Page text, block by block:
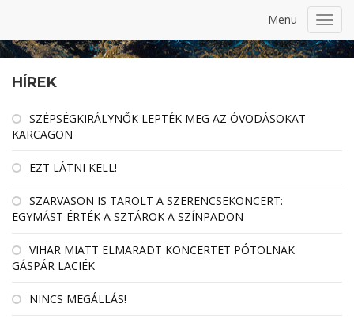
Menu
HÍREK
SZÉPSÉGKIRÁLYNŐK LEPTÉK MEG AZ ÓVODÁSOKAT
KARCAGON
EZT LÁTNI KELL!
SZARVASON IS TAROLT A SZERENCSEKONCERT:
EGYMÁST ÉRTÉK A SZTÁROK A SZÍNPADON
VIHAR MIATT ELMARADT KONCERTET PÓTOLNAK
GÁSPÁR LACIÉK
NINCS MEGÁLLÁS!